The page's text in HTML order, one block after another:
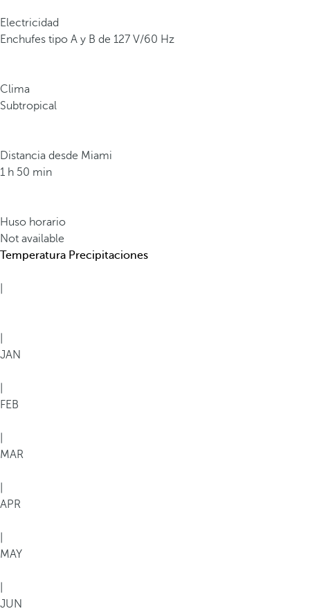
Electricidad
Enchufes tipo A y B de 127 V/60 Hz
Clima
Subtropical
Distancia desde Miami
1 h 50 min
Huso horario
Not available
Temperatura Precipitaciones
JAN
FEB
MAR
APR
MAY
JUN